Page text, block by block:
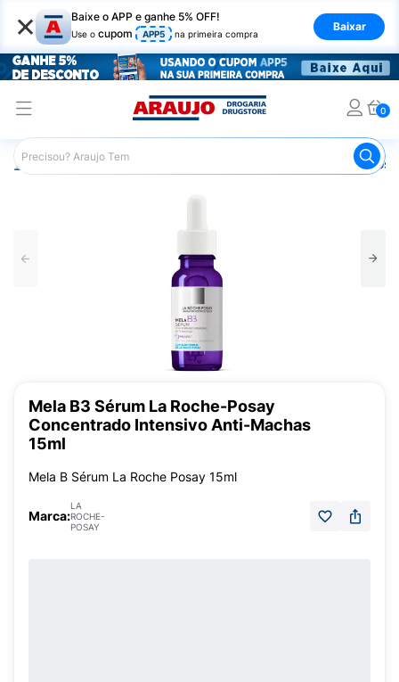
× Baixe o APP e ganhe 5% OFF!
Use o cupom APP5 na primeira compra
Baixar
0
Araujo Dermocosméticos Dermocosméticos para o
Mela B3 Sérum La Roche-Posay
Concentrado Intensivo Anti-Machas
15ml
Mela B Sérum La Roche Posay 15ml
Marca:
LA
ROCHE-
POSAY